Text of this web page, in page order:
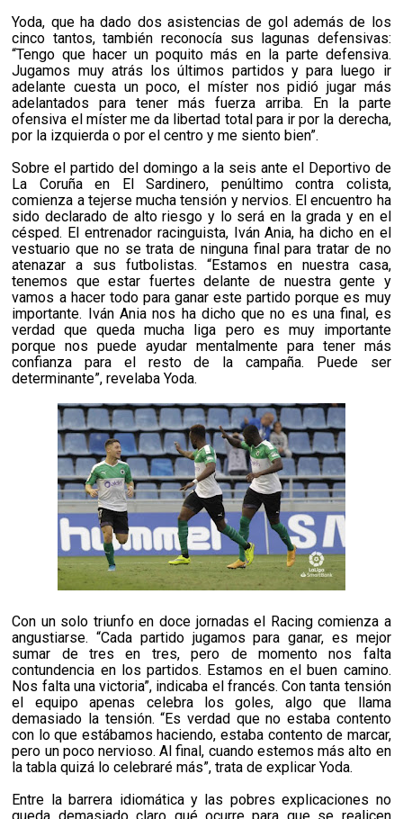
Yoda, que ha dado dos asistencias de gol además de los
cinco tantos, también reconocía sus lagunas defensivas:
“Tengo que hacer un poquito más en la parte defensiva.
Jugamos muy atrás los últimos partidos y para luego ir
adelante cuesta un poco, el míster nos pidió jugar más
adelantados para tener más fuerza arriba. En la parte
ofensiva el míster me da libertad total para ir por la derecha,
por la izquierda o por el centro y me siento bien”.
Sobre el partido del domingo a la seis ante el Deportivo de
La Coruña en El Sardinero, penúltimo contra colista,
comienza a tejerse mucha tensión y nervios. El encuentro ha
sido declarado de alto riesgo y lo será en la grada y en el
césped. El entrenador racinguista, Iván Ania, ha dicho en el
vestuario que no se trata de ninguna final para tratar de no
atenazar a sus futbolistas. “Estamos en nuestra casa,
tenemos que estar fuertes delante de nuestra gente y
vamos a hacer todo para ganar este partido porque es muy
importante. Iván Ania nos ha dicho que no es una final, es
verdad que queda mucha liga pero es muy importante
porque nos puede ayudar mentalmente para tener más
confianza para el resto de la campaña. Puede ser
determinante”, revelaba Yoda.
Con un solo triunfo en doce jornadas el Racing comienza a
angustiarse. “Cada partido jugamos para ganar, es mejor
sumar de tres en tres, pero de momento nos falta
contundencia en los partidos. Estamos en el buen camino.
Nos falta una victoria”, indicaba el francés. Con tanta tensión
el equipo apenas celebra los goles, algo que llama
demasiado la tensión. “Es verdad que no estaba contento
con lo que estábamos haciendo, estaba contento de marcar,
pero un poco nervioso. Al final, cuando estemos más alto en
la tabla quizá lo celebraré más”, trata de explicar Yoda.
Entre la barrera idiomática y las pobres explicaciones no